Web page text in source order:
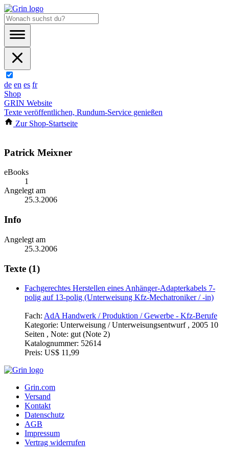
de en es fr
Shop
GRIN Website
Texte veröffentlichen, Rundum-Service genießen
Zur Shop-Startseite
Patrick Meixner
eBooks
1
Angelegt am
25.3.2006
Info
Angelegt am
25.3.2006
Texte (1)
Fachgerechtes Herstellen eines Anhänger-Adapterkabels 7-
polig auf 13-polig (Unterweisung Kfz-Mechatroniker / -in)
Fach: AdA Handwerk / Produktion / Gewerbe - Kfz-Berufe
Kategorie: Unterweisung / Unterweisungsentwurf , 2005 10
Seiten , Note: gut (Note 2)
Katalognummer: 52614
Preis: US$ 11,99
Grin.com
Versand
Kontakt
Datenschutz
AGB
Impressum
Vertrag widerrufen